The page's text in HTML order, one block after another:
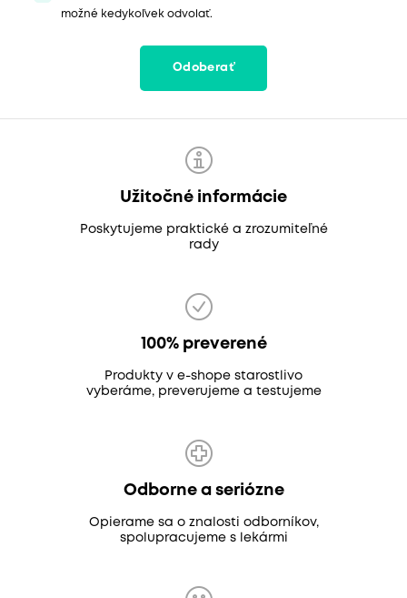
možné kedykoľvek odvolať.
Odoberať
Užitočné informácie
Poskytujeme praktické a zrozumiteľné
rady
100% preverené
Produkty v e-shope starostlivo
vyberáme, preverujeme a testujeme
Odborne a seriózne
Opierame sa o znalosti odborníkov,
spolupracujeme s lekármi